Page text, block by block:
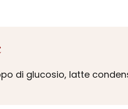
di glucosio, latte